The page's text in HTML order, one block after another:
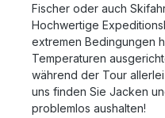
Fischer oder auch
Hochwertige
extremen Bedingungen
Temperaturen
während der Tour
uns finden Sie Jacken
problemlos aushalten!